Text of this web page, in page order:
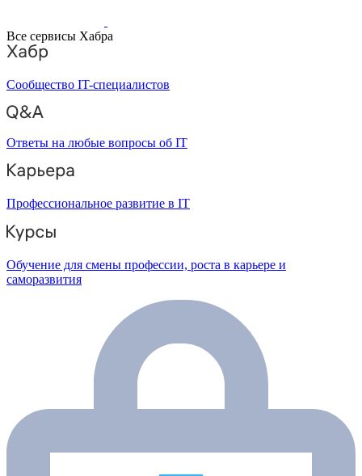
Все сервисы Хабра
Сообщество IT-специалистов
Ответы на любые вопросы об IT
Профессиональное развитие в IT
Обучение для смены профессии, роста в карьере и
саморазвития